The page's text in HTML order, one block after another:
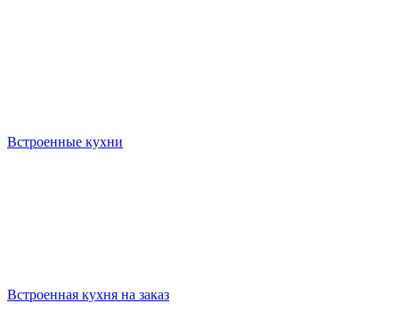
Встроенные кухни
Встроенная кухня на заказ